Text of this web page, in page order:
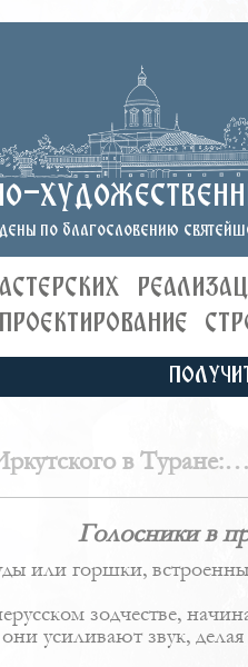
по благословению
ПРОЕКТИРОВАНИЕ
в Туране:
Голосники в
или горшки,
зодчестве,
усиливают звук,